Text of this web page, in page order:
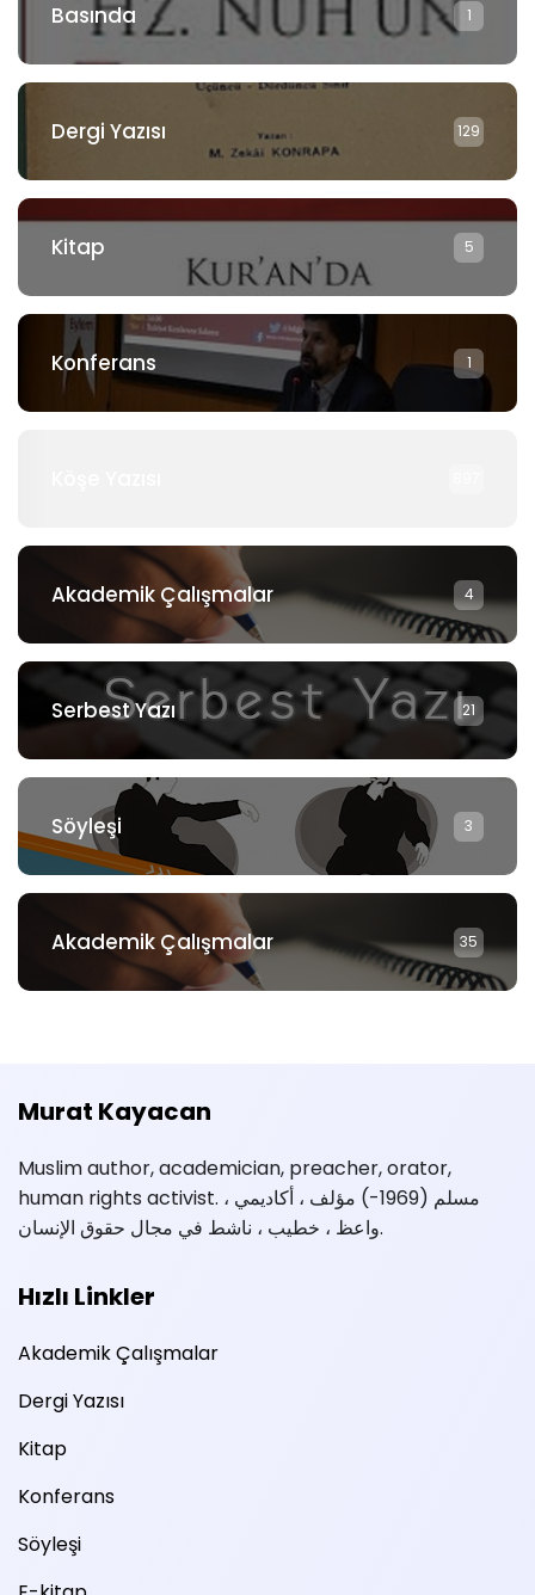
Basında 1
Dergi Yazısı 129
Kitap 5
Konferans 1
Akademik Çalışmalar 4
Serbest Yazı 21
Söyleşi 3
Akademik Çalışmalar 35
Murat Kayacan
Muslim author, academician, preacher, orator,
human rights activist. مسلم (1969-) مؤلف ، أكاديمي ،
واعظ ، خطيب ، ناشط في مجال حقوق الإنسان.
Hızlı Linkler
Akademik Çalışmalar
Dergi Yazısı
Kitap
Konferans
Söyleşi